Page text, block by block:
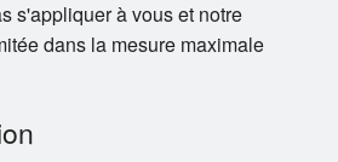
s'appliquer à vous et notre
dans la mesure maximale